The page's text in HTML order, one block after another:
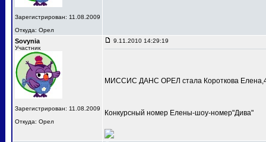
Зарегистрирован: 11.08.2009
Откуда: Орел
Sovynia
Участник
Зарегистрирован: 11.08.2009
Откуда: Орел
9.11.2010 14:29:19
МИССИС ДАНС ОРЕЛ стала Короткова
Конкурсный номер Елены-шоу-номер"Дива"